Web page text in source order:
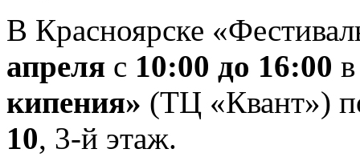
В Красноярске
апреля с 10:00 до 16:00
кипения» (ТЦ «Квант»)
10, 3-й этаж.